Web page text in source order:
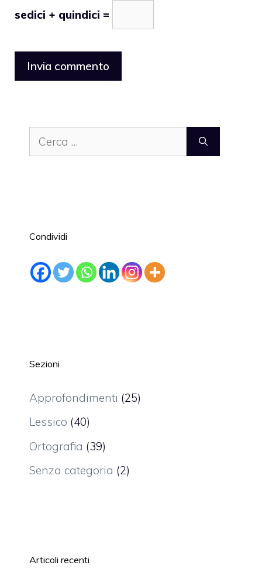
sedici + quindici =
Ricerca
per:
Condividi
Sezioni
Approfondimenti (25)
Lessico (40)
Ortografia (39)
Senza categoria (2)
Articoli recenti